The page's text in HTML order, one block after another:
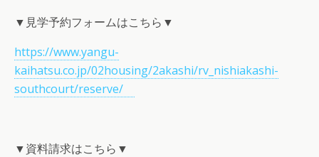
▼見学予約フォームはこちら▼
https://www.yangu-
kaihatsu.co.jp/02housing/2akashi/rv_nishiakashi-
southcourt/reserve/
▼資料請求はこちら▼